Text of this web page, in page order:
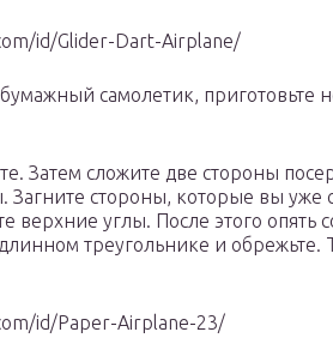
id/Glider-Dart-Airplane/
самолетик, приготовьте
Затем сложите две стороны
Загните стороны, которые вы уже
верхние углы. После этого опять
длинном треугольнике и обрежьте.
id/Paper-Airplane-23/